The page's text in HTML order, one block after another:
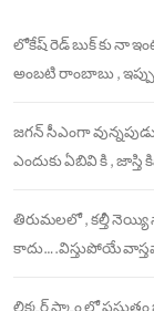
లోకేష్ రెడ్ బుక్ కు నా
అంబటి రాంబాబు ,
జగన్ సీఎంగా
ఎందుకు ఏబివి కి , జాస్తి
తిరుమలలో , కల్తీ నెయ్యి
కాదు….విస్తుపోయే
లిక్కర్ స్కాం లో